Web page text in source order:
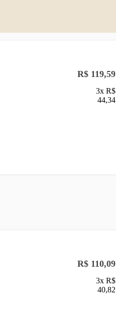
R$ 119,59
3x R$
44,34
R$ 110,09
3x R$
40,82